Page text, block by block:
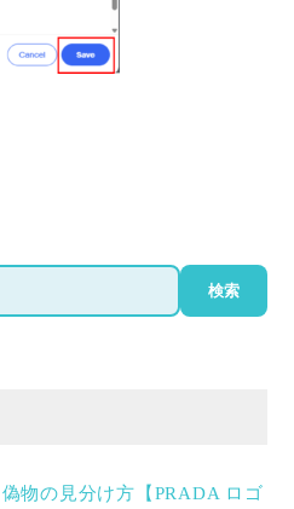
検索
物の見分け方【PRADA ロゴ